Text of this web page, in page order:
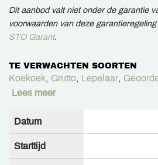
Dit aanbod valt niet onder de garantie
voorwaarden van deze
STO Garant.
TE VERWACHTEN SOORTEN
Koekoek, Grutto, Lepelaar,
Lees meer
Datum
Starttijd